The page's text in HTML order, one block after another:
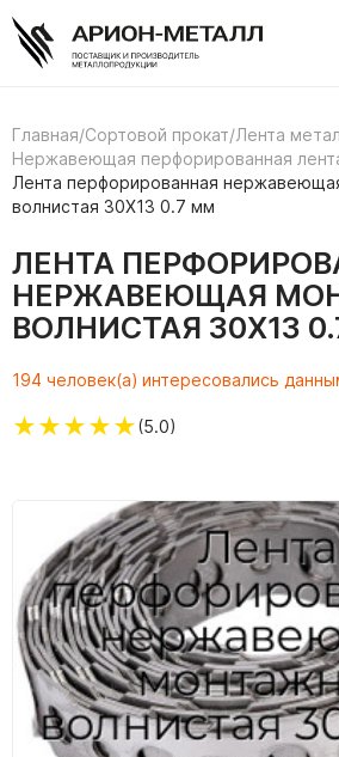
Главная/Сортовой прокат/Лента
Нержавеющая перфорированная
Лента перфорированная
волнистая 30Х13 0.7 мм
ЛЕНТА
НЕРЖАВЕЮЩАЯ
ВОЛНИСТАЯ 30Х13
194 человек(а) интересовались
★★★★★(5.0)